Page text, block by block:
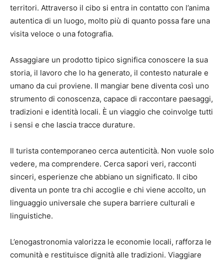
territori. Attraverso il cibo si entra in contatto con l’anima
autentica di un luogo, molto più di quanto possa fare una
visita veloce o una fotografia.
Assaggiare un prodotto tipico significa conoscere la sua
storia, il lavoro che lo ha generato, il contesto naturale e
umano da cui proviene. Il mangiar bene diventa così uno
strumento di conoscenza, capace di raccontare paesaggi,
tradizioni e identità locali. È un viaggio che coinvolge tutti
i sensi e che lascia tracce durature.
Il turista contemporaneo cerca autenticità. Non vuole solo
vedere, ma comprendere. Cerca sapori veri, racconti
sinceri, esperienze che abbiano un significato. Il cibo
diventa un ponte tra chi accoglie e chi viene accolto, un
linguaggio universale che supera barriere culturali e
linguistiche.
L’enogastronomia valorizza le economie locali, rafforza le
comunità e restituisce dignità alle tradizioni. Viaggiare